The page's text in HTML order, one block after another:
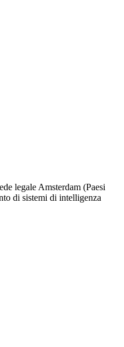
legale Amsterdam (Paesi
di sistemi di intelligenza